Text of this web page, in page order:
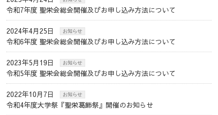
令和7年度 聖栄会総会開催及びお申し込み方法について
2024年4月25日 お知らせ
令和6年度 聖栄会総会開催及びお申し込み方法について
2023年5月19日 お知らせ
令和5年度 聖栄会総会開催及びお申し込み方法について
2022年10月7日 お知らせ
令和4年度大学祭『聖栄葛飾祭』開催のお知らせ